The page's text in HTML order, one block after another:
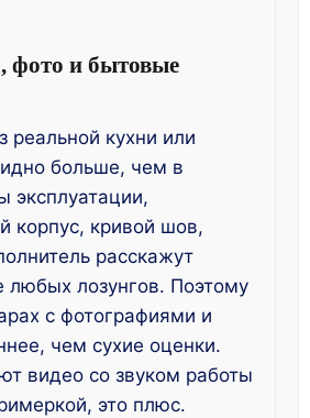
фото и бытовые
реальной кухни или
больше, чем в
эксплуатации,
корпус, кривой шов,
расскажут
любых лозунгов. Поэтому
с фотографиями и
чем сухие оценки.
видео со звуком работы
это плюс.